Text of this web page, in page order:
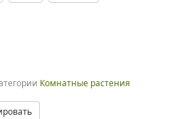
Комнатные растения